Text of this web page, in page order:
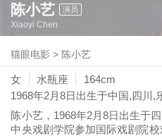
陈小艺 演员
Xiaoyi Chen
猫眼电影 >陈小艺
女 水瓶座
164cm
1968年2月8日 出生于中国,四川,
陈小艺，1968年2月8日出生于
中央戏剧学院参加国际戏剧院